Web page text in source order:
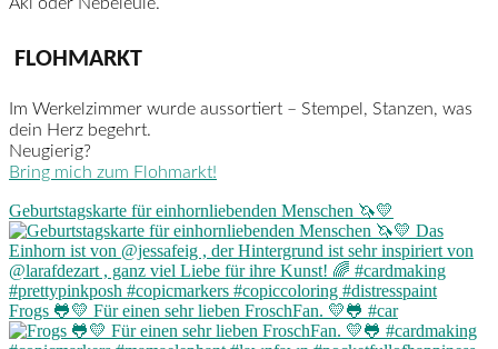
FLOHMARKT
Im Werkelzimmer wurde aussortiert – Stempel, Stanzen, was
dein Herz begehrt.
Neugierig?
Bring mich zum Flohmarkt!
Geburtstagskarte für einhornliebenden Menschen 🦄💛
Frogs 🐸💛 Für einen sehr lieben FroschFan. 💛🐸 #car